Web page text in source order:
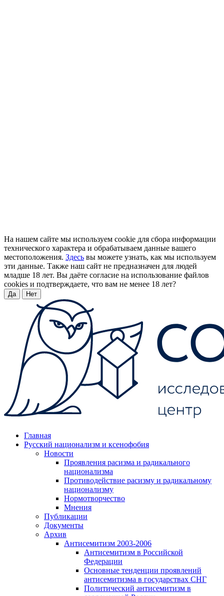
На нашем сайте мы используем cookie для сбора информации
технического характера и обрабатываем данные вашего
местоположения. Здесь вы можете узнать, как мы используем
эти данные. Также наш сайт не предназначен для людей
младше 18 лет. Вы даёте согласие на использование файлов
cookies и подтверждаете, что вам не менее 18 лет?
Да Нет
Главная
Русский национализм и ксенофобия
Новости
Проявления расизма и радикального
национализма
Противодействие расизму и радикальному
национализму
Нормотворчество
Мнения
Публикации
Документы
Архив
Антисемитизм 2003-2006
Антисемитизм в Российской
Федерации
Основные тенденции проявлений
антисемитизма в государствах СНГ
Политический антисемитизм в